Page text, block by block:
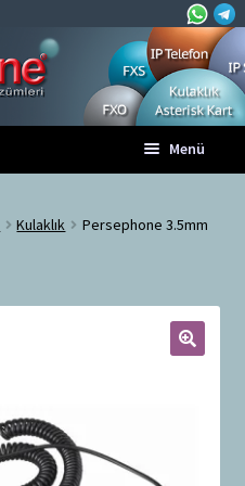
Menü
t
m
e
Kulaklık
Persephone 3.5mm